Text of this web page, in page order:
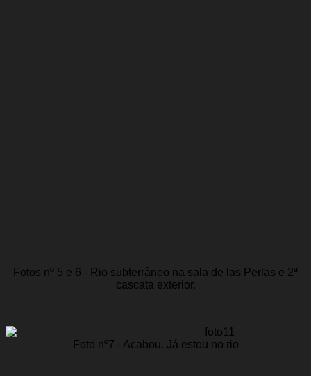
Fotos nº 5 e 6 - Rio subterrâneo na sala de las Perlas e 2ª
cascata exterior.
Foto nº7 - Acabou. Já estou no rio